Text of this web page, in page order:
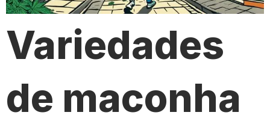
Variedades
de maconha